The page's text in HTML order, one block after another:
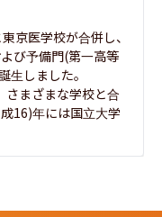
京医学校が合併し、
び予備門(第一高等
生しました。
さまざまな学校と合
16)年には国立大学